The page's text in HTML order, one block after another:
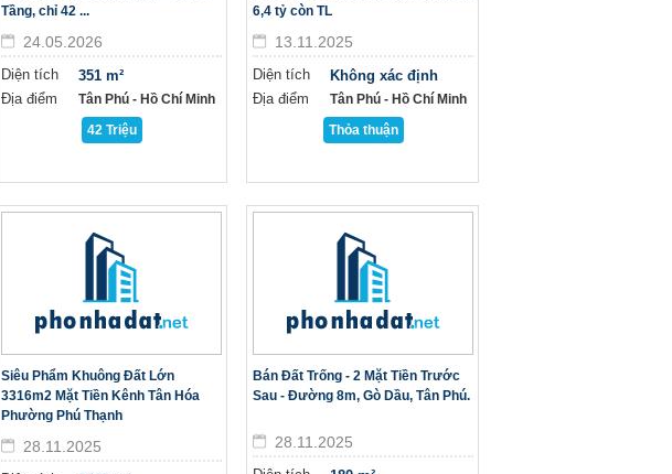
Tầng, chỉ 42 ...
24.05.2026
Diện tích
Địa điểm
351 m²
Tân Phú - Hồ Chí Minh
42 Triệu
6,4 tỷ còn TL
13.11.2025
Diện tích
Địa điểm
Không xác định
Tân Phú - Hồ Chí Minh
Thỏa thuận
Siêu Phẩm Khuông Đất Lớn
3316m2 Mặt Tiền Kênh Tân Hóa
Phường Phú Thạnh
28.11.2025
Bán Đất Trống - 2 Mặt Tiền Trước
Sau - Đường 8m, Gò Dầu, Tân Phú.
28.11.2025